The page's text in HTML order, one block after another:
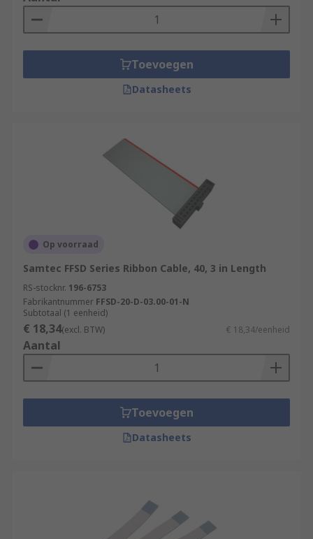
Toevoegen
Datasheets
Op voorraad
Samtec FFSD Series Ribbon Cable, 40, 3 in Length
RS-stocknr. 196-6753
Fabrikantnummer FFSD-20-D-03.00-01-N
Subtotaal (1 eenheid)
€ 18,34(excl. BTW) € 18,34/eenheid
Aantal
Toevoegen
Datasheets